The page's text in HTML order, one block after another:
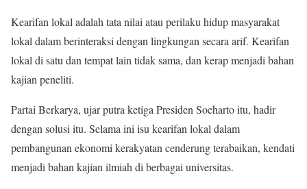
Kearifan lokal adalah tata nilai atau perilaku hidup masyarakat
lokal dalam berinteraksi dengan lingkungan secara arif. Kearifan
lokal di satu dan tempat lain tidak sama, dan kerap menjadi bahan
kajian peneliti.
Partai Berkarya, ujar putra ketiga Presiden Soeharto itu, hadir
dengan solusi itu. Selama ini isu kearifan lokal dalam
pembangunan ekonomi kerakyatan cenderung terabaikan, kendati
menjadi bahan kajian ilmiah di berbagai universitas.